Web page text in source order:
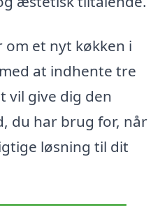
om et nyt køkken i
at indhente tre
vil give dig den
du har brug for, når
løsning til dit